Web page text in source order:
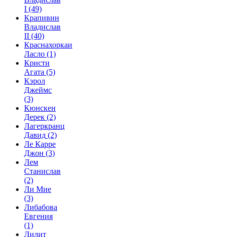
I (49)
Крапивин
Владислав
II (40)
Краснахоркаи
Ласло (1)
Кристи
Агата (5)
Кэрол
Джеймс
(3)
Кюнскен
Дерек (2)
Лагеркранц
Давид (2)
Ле Карре
Джон (3)
Лем
Станислав
(2)
Ли Мие
(3)
Либабова
Евгения
(1)
Лилит